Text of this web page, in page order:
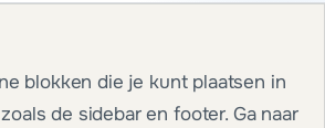
blokken die je kunt plaatsen in
de sidebar en footer. Ga naar